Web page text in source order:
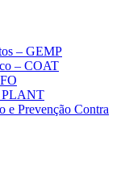
– GEMP
– COAT
PLANT
e Prevenção Contra